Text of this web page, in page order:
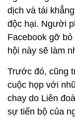
dịch và tái
độc hại. Người
Facebook gỡ
hội này sẽ làm
Trước đó, cũng
cuộc họp với
chay do Liên
sự tiến bộ của